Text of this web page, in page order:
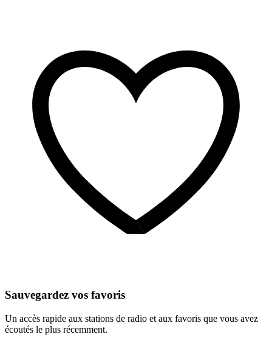
Sauvegardez vos favoris
Un accès rapide aux stations de radio et aux favoris que vous avez
écoutés le plus récemment.